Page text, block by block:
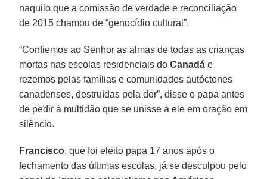
naquilo que a comissão de verdade e reconciliação
de 2015 chamou de “genocídio cultural”.
“Confiemos ao Senhor as almas de todas as crianças
mortas nas escolas residenciais doCanadá e
rezemos pelas famílias e comunidades autóctones
canadenses, destruídas pela dor”, disse o papa antes
de pedir à multidão que se unisse a ele em oração em
silêncio.
Francisco, que foi eleito papa 17 anos após o
fechamento das últimas escolas, já se desculpou pelo